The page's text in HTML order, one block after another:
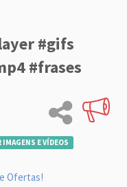
#gifs
#frases
IMAGENS E VÍDEOS
Ofertas!